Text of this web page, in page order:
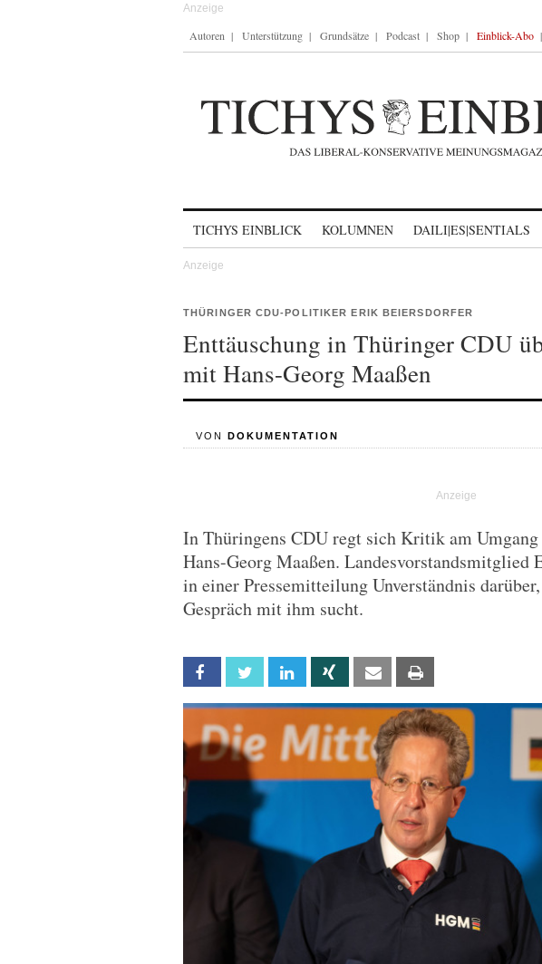
Autoren Unterstützung Grundsätze Podcast Shop Einblick-Abo
TICHYS EINBLICK KOLUMNEN DAILI|ES|SENTIALS
THÜRINGER CDU-POLITIKER ERIK BEIERSDORFER
Enttäuschung in Thüringer CDU
mit Hans-Georg Maaßen
VON DOKUMENTATION
In Thüringens CDU regt sich Kritik am
Hans-Georg Maaßen. Landesvorstandsmitglied
in einer Pressemitteilung Unverständnis
Gespräch mit ihm sucht.
Facebook Twitter Linkedin Xing Email